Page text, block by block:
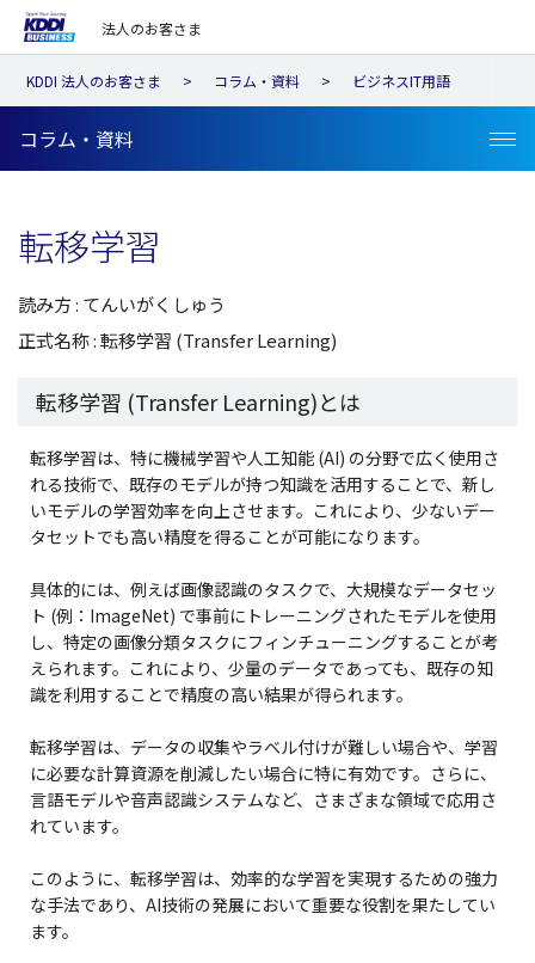
法人のお客さま
KDDI 法人のお客さま コラム・資料 ビジネスIT用語
コラム・資料
転移学習
読み方 : てんいがくしゅう
正式名称 : 転移学習 (Transfer Learning)
転移学習 (Transfer Learning)とは
転移学習は、特に機械学習や人工知能 (AI) の分野で広く使用さ
れる技術で、既存のモデルが持つ知識を活用することで、新し
いモデルの学習効率を向上させます。これにより、少ないデー
タセットでも高い精度を得ることが可能になります。
具体的には、例えば画像認識のタスクで、大規模なデータセッ
ト (例：ImageNet) で事前にトレーニングされたモデルを使用
し、特定の画像分類タスクにフィンチューニングすることが考
えられます。これにより、少量のデータであっても、既存の知
識を利用することで精度の高い結果が得られます。
転移学習は、データの収集やラベル付けが難しい場合や、学習
に必要な計算資源を削減したい場合に特に有効です。さらに、
言語モデルや音声認識システムなど、さまざまな領域で応用さ
れています。
このように、転移学習は、効率的な学習を実現するための強力
な手法であり、AI技術の発展において重要な役割を果たしてい
ます。